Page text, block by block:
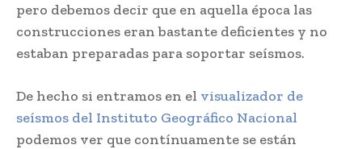
pero debemos decir que en aquella época las
construcciones eran bastante deficientes y no
estaban preparadas para soportar seísmos.
De hecho si entramos en el visualizador de
seísmos del Instituto Geográfico Nacional
podemos ver que contínuamente se están